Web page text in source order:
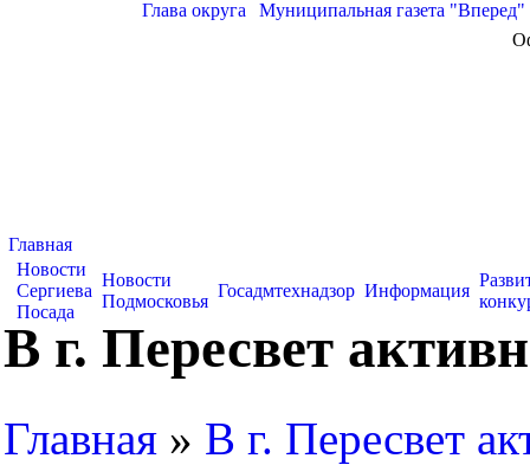
Глава округа Муниципальная газета "Вперед"
Главная
Новости
Сергиева
Посада
Новости
Подмосковья
Госадмтехнадзор Информация
В г. Пересвет
Главная » В г. Пересвет